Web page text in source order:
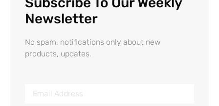
Newsletter
No spam, notifications only about new
products, updates.